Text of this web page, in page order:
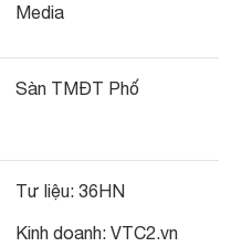
Media
Sàn TMĐT Phố
Tư liệu: 36HN
Kinh doanh: VTC2.vn